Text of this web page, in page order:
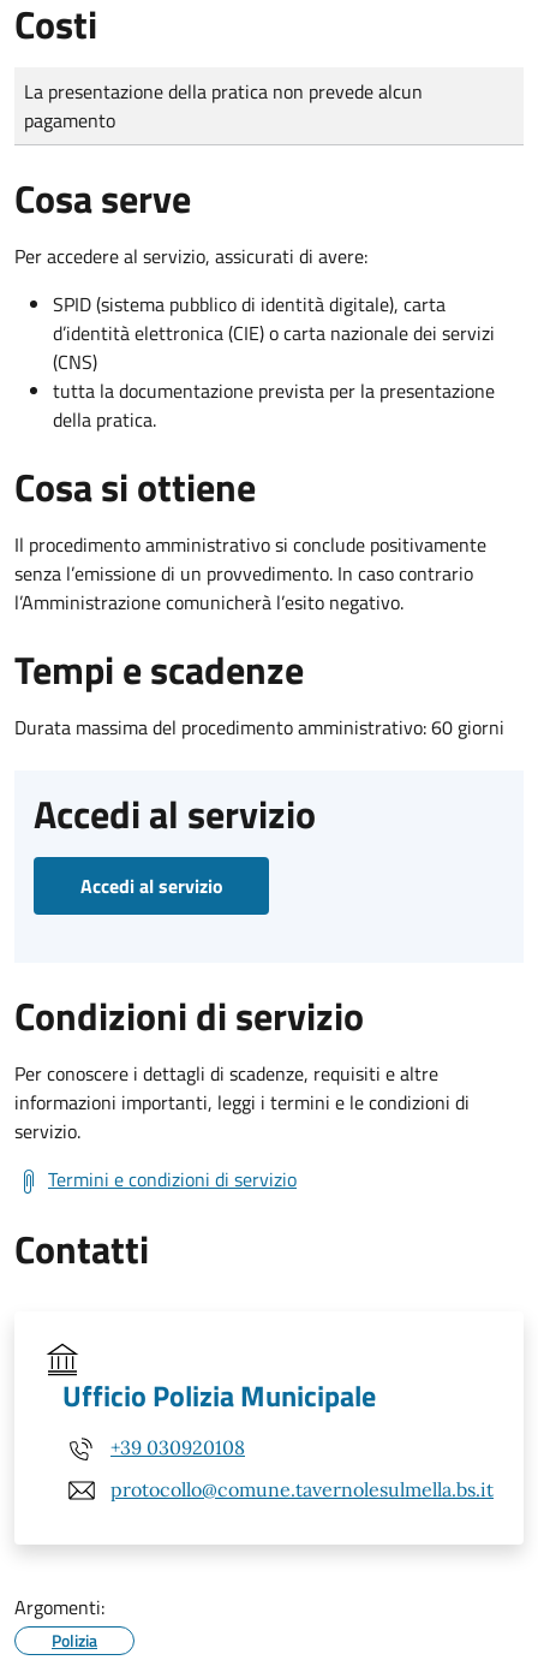
Costi
Tipo di pagamento
Importo
La presentazione della pratica non prevede alcun
pagamento
Cosa serve
Per accedere al servizio, assicurati di avere:
SPID (sistema pubblico di identità digitale), carta
d’identità elettronica (CIE) o carta nazionale dei servizi
(CNS)
tutta la documentazione prevista per la presentazione
della pratica.
Cosa si ottiene
Il procedimento amministrativo si conclude positivamente
senza l’emissione di un provvedimento. In caso contrario
l’Amministrazione comunicherà l’esito negativo.
Tempi e scadenze
Durata massima del procedimento amministrativo: 60 giorni
Accedi al servizio
Accedi al servizio
Condizioni di servizio
Per conoscere i dettagli di scadenze, requisiti e altre
informazioni importanti, leggi i termini e le condizioni di
servizio.
Termini e condizioni di servizio
Contatti
Ufficio Polizia Municipale
+39 030920108
protocollo@comune.tavernolesulmella.bs.it
Argomenti:
Polizia